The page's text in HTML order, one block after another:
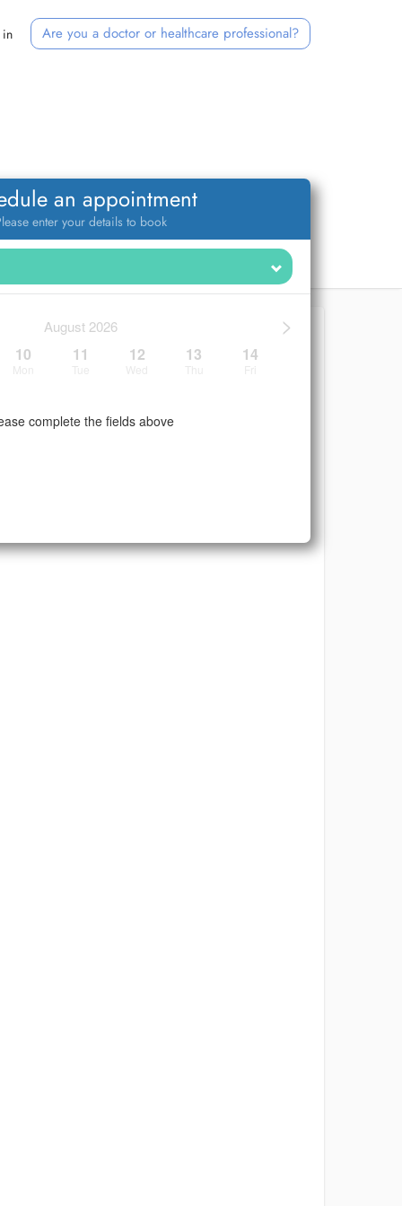
in Are you a doctor or healthcare professional?
an appointment
enter your details to book
>
August 2026
10 11 12 13 14
complete the fields above